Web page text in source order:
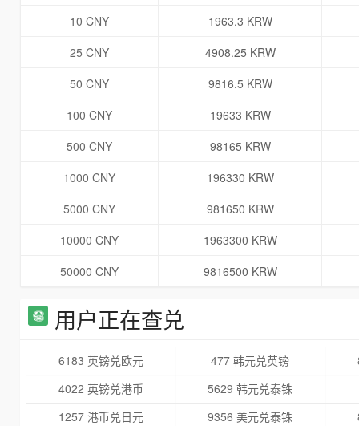
10 CNY
1963.3 KRW
25 CNY
4908.25 KRW
50 CNY
9816.5 KRW
100 CNY
19633 KRW
500 CNY
98165 KRW
1000 CNY
196330 KRW
5000 CNY
981650 KRW
10000 CNY
1963300 KRW
50000 CNY
9816500 KRW
用户正在查兑
6183 英镑兑欧元 477 韩元兑英镑
4022 英镑兑港币
5629 韩元兑泰铢
1257 港币兑日元
9356 美元兑泰铢